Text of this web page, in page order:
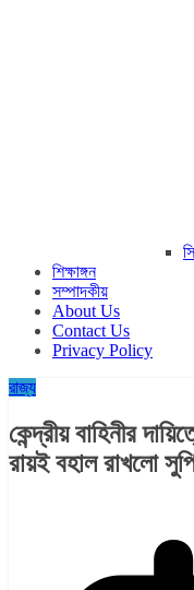
শিক্ষাঙ্গন
সম্পাদকীয়
About Us
Contact Us
Privacy Policy
রাজ্য​
কেন্দ্রীয় বাহিনীর
রায়ই বহাল রাখলো